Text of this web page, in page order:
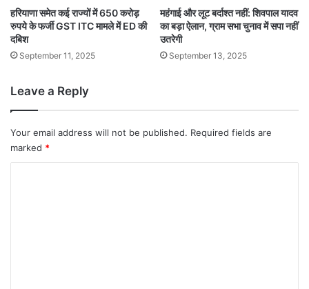
हरियाणा समेत कई राज्यों में 650 करोड़
रुपये के फर्जी GST ITC मामले में ED की
दबिश
September 11, 2025
महंगाई और लूट बर्दाश्त नहीं: शिवपाल यादव
का बड़ा ऐलान, ग्राम सभा चुनाव में सपा नहीं
उतरेगी
September 13, 2025
Leave a Reply
Your email address will not be published. Required fields are
marked *